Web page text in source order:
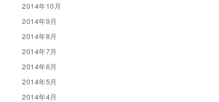
2014年10月
2014年9月
2014年8月
2014年7月
2014年6月
2014年5月
2014年4月